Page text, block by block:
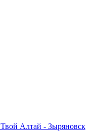
Твой Алтай - Зыряновск